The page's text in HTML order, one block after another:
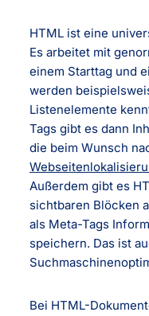
HTML ist eine
Es arbeitet mit
einem Starttag und
werden
Listenelemente
Tags gibt es dann
die beim Wunsch
Außerdem gibt es
sichtbaren Blöcken
als Meta-Tags
speichern. Das ist
Bei HTML-